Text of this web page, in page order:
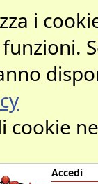
i
cookie
Accedi